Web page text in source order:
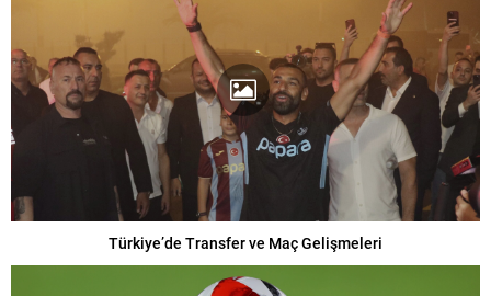
Türkiye’de Transfer ve Maç Gelişmeleri